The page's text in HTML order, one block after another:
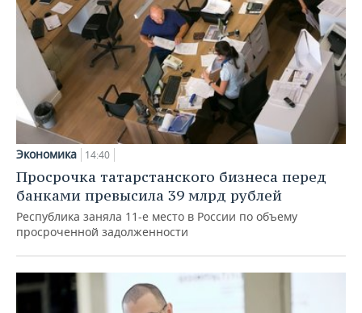
Экономика 14:40
Просрочка татарстанского бизнеса перед
банками превысила 39 млрд рублей
Республика заняла 11-е место в России по объему
просроченной задолженности